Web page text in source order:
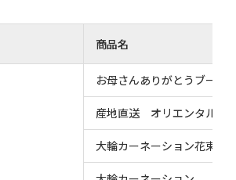
商品名
お母さんありがとうブーケ
産地直送 オリエンタルリ
大輪カーネーション花束と